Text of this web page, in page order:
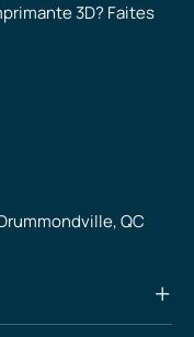
3D? Faites
QC